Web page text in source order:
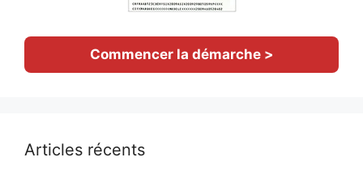
Commencer la démarche >
Articles récents